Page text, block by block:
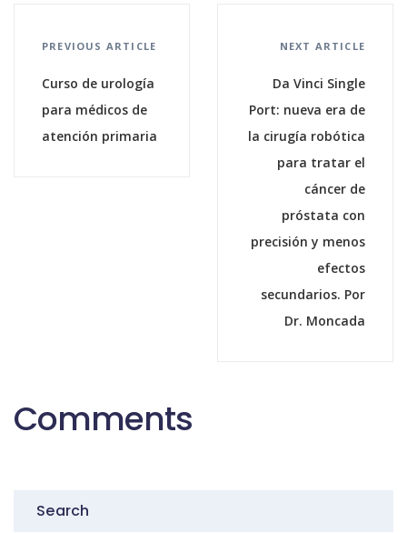
PREVIOUS ARTICLE
Curso de urología
para médicos de
atención primaria
NEXT ARTICLE
Da Vinci Single
Port: nueva era de
la cirugía robótica
para tratar el
cáncer de
próstata con
precisión y menos
efectos
secundarios. Por
Dr. Moncada
Comments
Search